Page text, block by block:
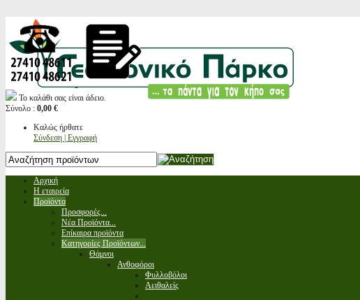
Το καλάθι σας είναι άδειο.
Σύνολο : 0,00 €
Καλώς ήρθατε
Σύνδεση | Εγγραφή
Αρχική
Η εταιρεία
Προϊόντα
Προσφορές...
Νέα Προϊόντα...
Επίκαιρα προϊόντα
Κατηγορίες Προϊόντων...
Θάμνοι
Ανθοφόροι
Φυλλοβόλοι
Αειθαλείς